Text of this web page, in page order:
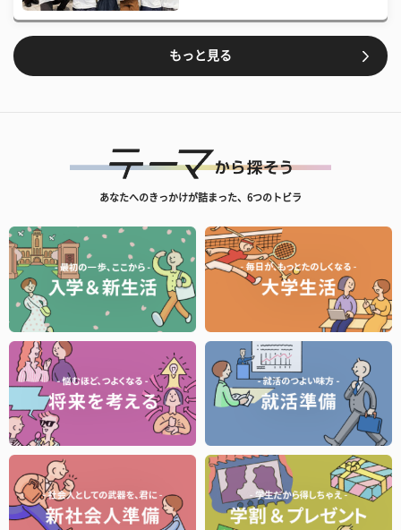
もっと見る
あなたへのきっかけが詰まった、6つのトビラ